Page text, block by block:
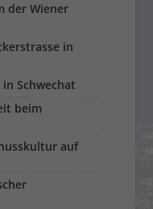
der Wiener
in
Schwechat
beim
auf